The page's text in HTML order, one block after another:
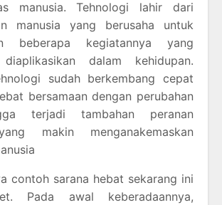
manusia. Tehnologi lahir dari
manusia yang berusaha untuk
beberapa kegiatannya yang
diaplikasikan dalam kehidupan.
sudah berkembang cepat
bersamaan dengan perubahan
terjadi tambahan peranan
makin menganakemaskan
contoh sarana hebat sekarang ini
Pada awal keberadaannya,